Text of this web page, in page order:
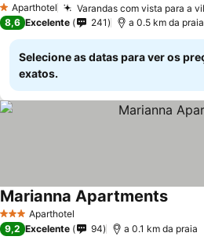
1 Estrelas
Aparthotel Varandas com vista para a
8,6 Excelente 241 a 0.5 km da praia
Selecione as datas para ver os
exatos.
3 EstrelasAparthotel
Marianna Apartments
9,2 Excelente 94 a 0.1 km da praia